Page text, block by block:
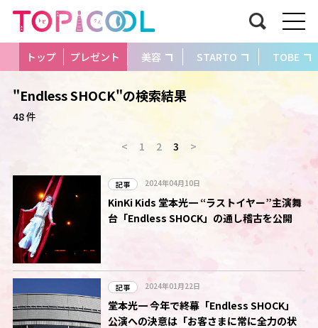
トップ プレゼント 美容 STARTO TOBE
"Endless SHOCK"の検索結果
48 件
< 1 2 3 >
記事 2024年04月10日
KinKi Kids 堂本光一 “ラストイヤー”主演舞
台「Endless SHOCK」の通し稽古を公開
記事 2024年01月22日
堂本光一 今年で終幕「Endless SHOCK」
公演への決意は「お客さまに常に全力の状